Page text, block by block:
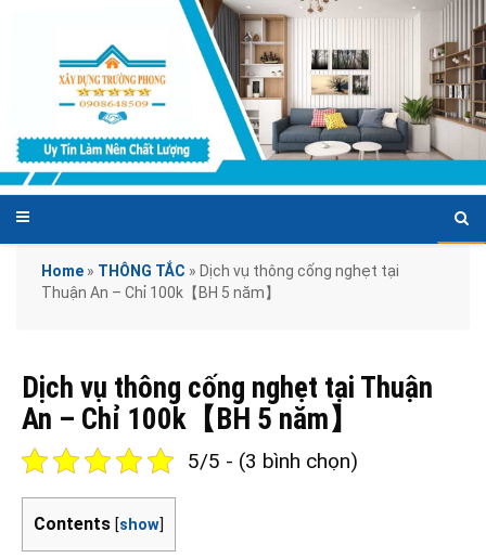
Home » THÔNG TẮC » Dịch vụ thông cống nghẹt tại
Thuận An – Chỉ 100k【BH 5 năm】
Dịch vụ thông cống nghẹt tại Thuận
An – Chỉ 100k【BH 5 năm】
5/5 - (3 bình chọn)
Contents [show]